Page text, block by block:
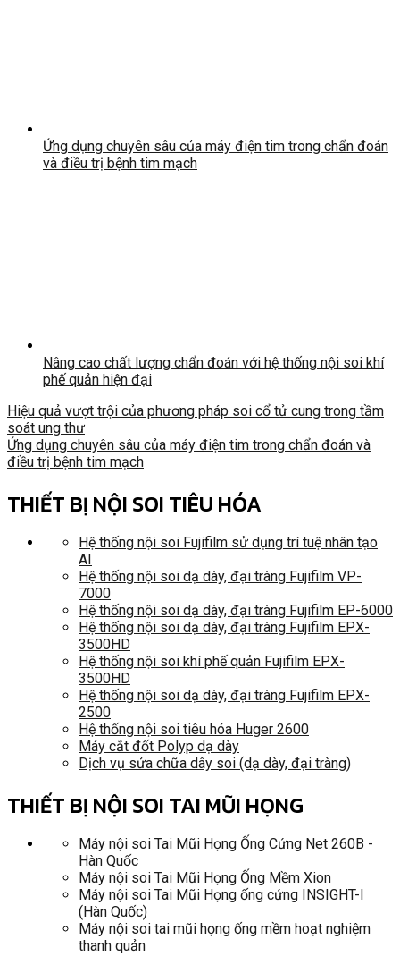
Ứng dụng chuyên sâu của máy điện tim trong chẩn đoán
và điều trị bệnh tim mạch
Nâng cao chất lượng chẩn đoán với hệ thống nội soi khí
phế quản hiện đại
Hiệu quả vượt trội của phương pháp soi cổ tử cung trong tầm
soát ung thư
Ứng dụng chuyên sâu của máy điện tim trong chẩn đoán và
điều trị bệnh tim mạch
THIẾT BỊ NỘI SOI TIÊU HÓA
Hệ thống nội soi Fujifilm sử dụng trí tuệ nhân tạo
AI
Hệ thống nội soi dạ dày, đại tràng Fujifilm VP-
7000
Hệ thống nội soi dạ dày, đại tràng Fujifilm EP-6000
Hệ thống nội soi dạ dày, đại tràng Fujifilm EPX-
3500HD
Hệ thống nội soi khí phế quản Fujifilm EPX-
3500HD
Hệ thống nội soi dạ dày, đại tràng Fujifilm EPX-
2500
Hệ thống nội soi tiêu hóa Huger 2600
Máy cắt đốt Polyp dạ dày
Dịch vụ sửa chữa dây soi (dạ dày, đại tràng)
THIẾT BỊ NỘI SOI TAI MŨI HỌNG
Máy nội soi Tai Mũi Họng Ống Cứng Net 260B -
Hàn Quốc
Máy nội soi Tai Mũi Họng Ống Mềm Xion
Máy nội soi Tai Mũi Họng ống cứng INSIGHT-I
(Hàn Quốc)
Máy nội soi tai mũi họng ống mềm hoạt nghiệm
thanh quản